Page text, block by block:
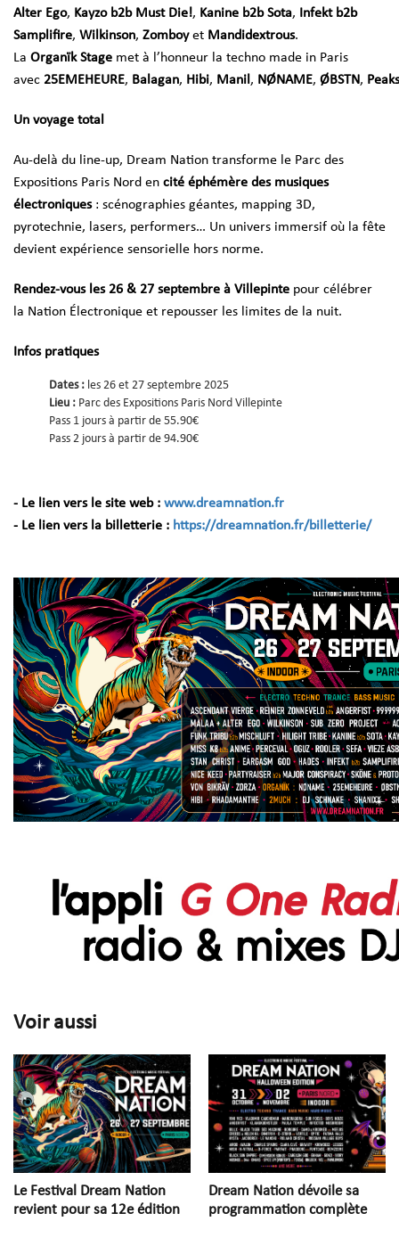
Alter Ego, Kayzo b2b Must Die!, Kanine b2b Sota, Infekt b2b
Samplifire, Wilkinson, Zomboy et Mandidextrous.
La Organïk Stage met à l’honneur la techno made in Paris
avec 25EMEHEURE, Balagan, Hibi, Manil, NØNAME, ØBSTN,
Un voyage total
Au-delà du line-up, Dream Nation transforme le Parc des
Expositions Paris Nord en cité éphémère des musiques
électroniques : scénographies géantes, mapping 3D,
pyrotechnie, lasers, performers… Un univers immersif où la fête
devient expérience sensorielle hors norme.
Rendez-vous les 26 & 27 septembre à Villepinte pour célébrer
la Nation Électronique et repousser les limites de la nuit.
Infos pratiques
Dates : les 26 et 27 septembre 2025
Lieu : Parc des Expositions Paris Nord Villepinte
Pass 1 jours à partir de 55.90€
Pass 2 jours à partir de 94.90€
- Le lien vers le site web : www.dreamnation.fr
- Le lien vers la billetterie : https://dreamnation.fr/billetterie/
Voir aussi
Le Festival Dream Nation
revient pour sa 12e édition
Dream Nation dévoile sa
programmation complète